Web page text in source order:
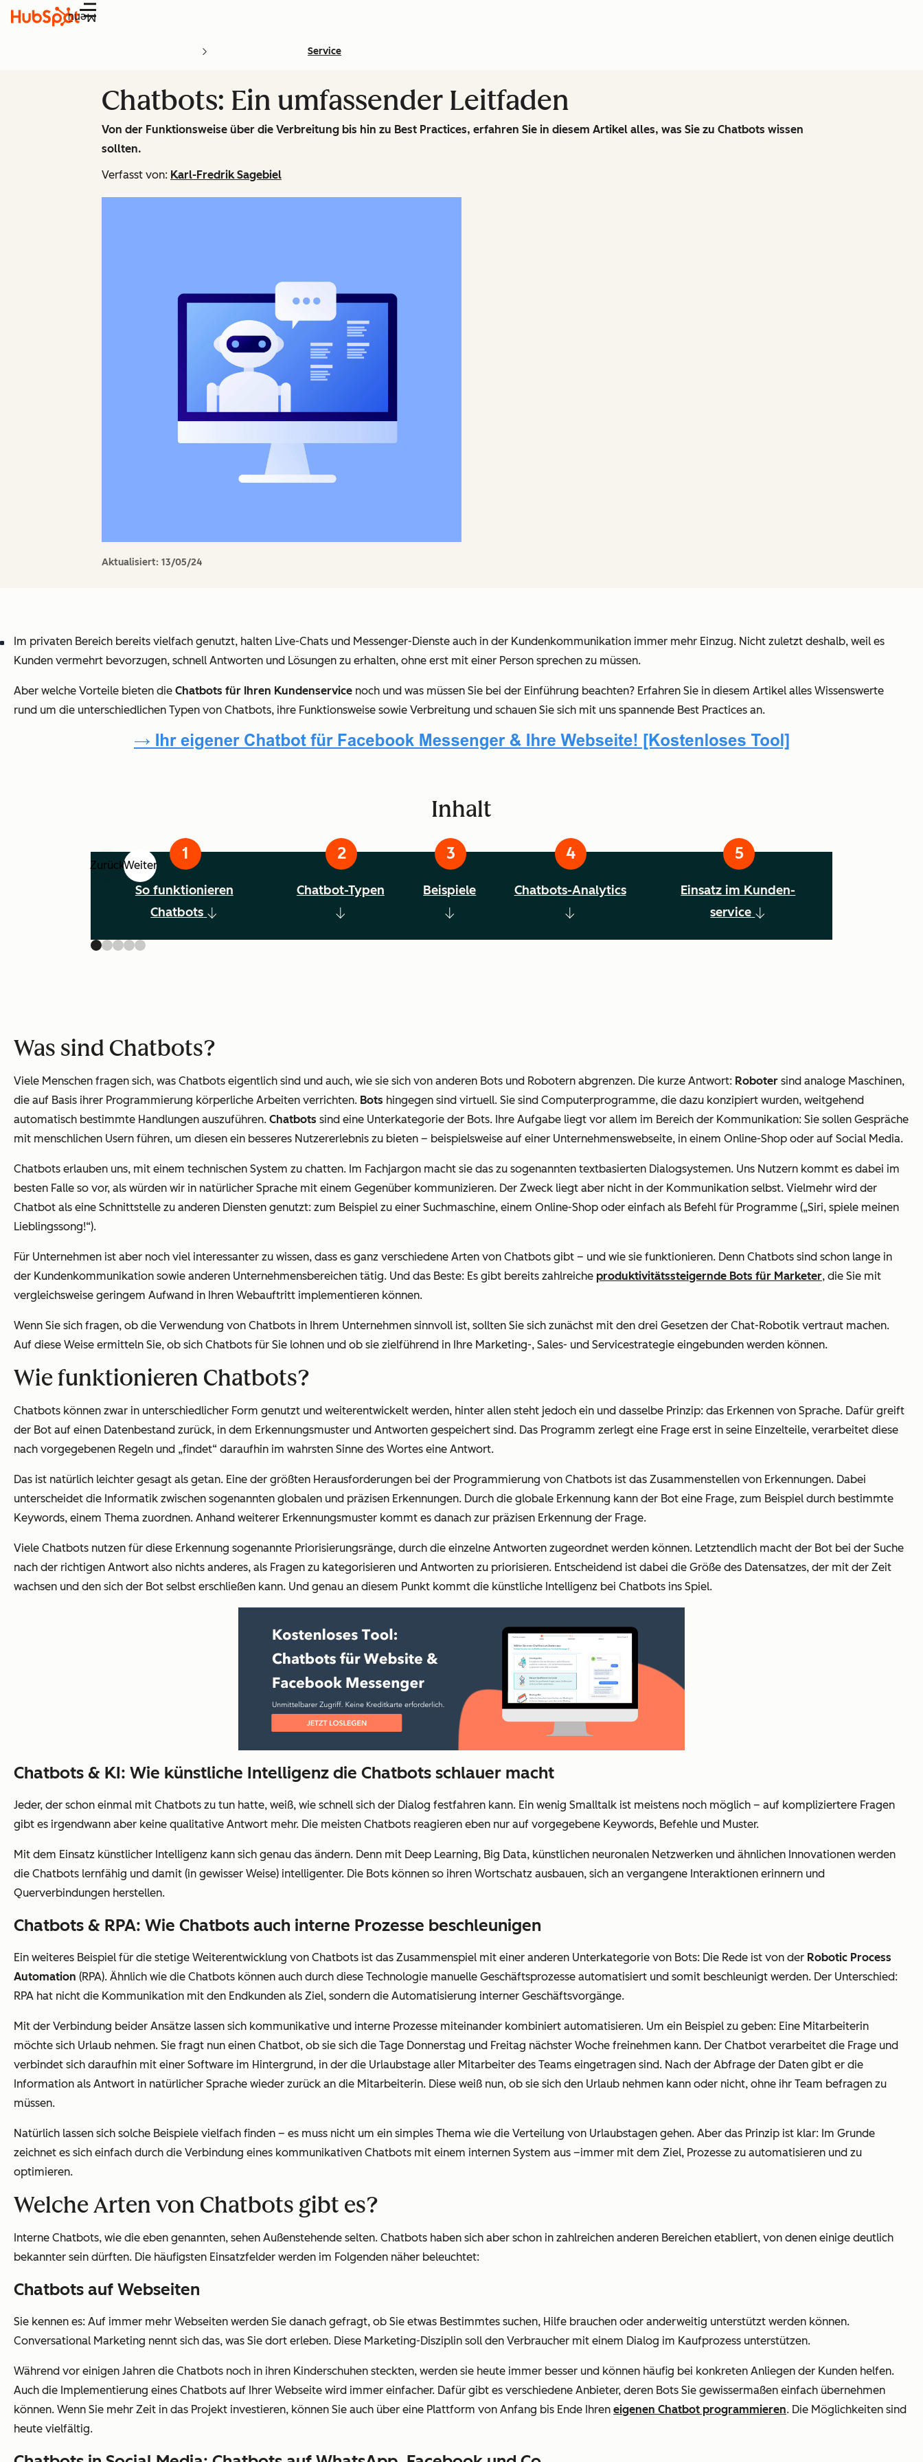
Menü
Service
Chatbots: Ein umfassender Leitfaden
Von der Funktionsweise über die Verbreitung bis hin zu Best Practices, erfahren Sie in diesem Artikel alles, was Sie zu Chatbots wissen
sollten.
Verfasst von: Karl-Fredrik Sagebiel
Aktualisiert: 13/05/24
Im privaten Bereich bereits vielfach genutzt, halten Live-Chats und Messenger-Dienste auch in der Kundenkommunikation immer mehr Einzug. Nicht zuletzt deshalb, weil es
Kunden vermehrt bevorzugen, schnell Antworten und Lösungen zu erhalten, ohne erst mit einer Person sprechen zu müssen.
Aber welche Vorteile bieten die Chatbots für Ihren Kundenservice noch und was müssen Sie bei der Einführung beachten? Erfahren Sie in diesem Artikel alles Wissenswerte
rund um die unterschiedlichen Typen von Chatbots, ihre Funktionsweise sowie Verbreitung und schauen Sie sich mit uns spannende Best Practices an.
Inhalt
ZurückWeiter
So funktionieren
Chatbots
Chatbot-Typen Beispiele Chatbots-Analytics
Einsatz im Kunden-
service
Was sind Chatbots?
Viele Menschen fragen sich, was Chatbots eigentlich sind und auch, wie sie sich von anderen Bots und Robotern abgrenzen. Die kurze Antwort: Roboter sind analoge Maschinen,
die auf Basis ihrer Programmierung körperliche Arbeiten verrichten. Bots hingegen sind virtuell. Sie sind Computerprogramme, die dazu konzipiert wurden, weitgehend
automatisch bestimmte Handlungen auszuführen. Chatbots sind eine Unterkategorie der Bots. Ihre Aufgabe liegt vor allem im Bereich der Kommunikation: Sie sollen Gespräche
mit menschlichen Usern führen, um diesen ein besseres Nutzererlebnis zu bieten – beispielsweise auf einer Unternehmenswebseite, in einem Online-Shop oder auf Social Media.
Chatbots erlauben uns, mit einem technischen System zu chatten. Im Fachjargon macht sie das zu sogenannten textbasierten Dialogsystemen. Uns Nutzern kommt es dabei im
besten Falle so vor, als würden wir in natürlicher Sprache mit einem Gegenüber kommunizieren. Der Zweck liegt aber nicht in der Kommunikation selbst. Vielmehr wird der
Chatbot als eine Schnittstelle zu anderen Diensten genutzt: zum Beispiel zu einer Suchmaschine, einem Online-Shop oder einfach als Befehl für Programme („Siri, spiele meinen
Lieblingssong!“).
Für Unternehmen ist aber noch viel interessanter zu wissen, dass es ganz verschiedene Arten von Chatbots gibt – und wie sie funktionieren. Denn Chatbots sind schon lange in
der Kundenkommunikation sowie anderen Unternehmensbereichen tätig. Und das Beste: Es gibt bereits zahlreiche produktivitätssteigernde Bots für Marketer, die Sie mit
vergleichsweise geringem Aufwand in Ihren Webauftritt implementieren können.
Wenn Sie sich fragen, ob die Verwendung von Chatbots in Ihrem Unternehmen sinnvoll ist, sollten Sie sich zunächst mit den drei Gesetzen der Chat-Robotik vertraut machen.
Auf diese Weise ermitteln Sie, ob sich Chatbots für Sie lohnen und ob sie zielführend in Ihre Marketing-, Sales- und Servicestrategie eingebunden werden können.
Wie funktionieren Chatbots?
Chatbots können zwar in unterschiedlicher Form genutzt und weiterentwickelt werden, hinter allen steht jedoch ein und dasselbe Prinzip: das Erkennen von Sprache. Dafür greift
der Bot auf einen Datenbestand zurück, in dem Erkennungsmuster und Antworten gespeichert sind. Das Programm zerlegt eine Frage erst in seine Einzelteile, verarbeitet diese
nach vorgegebenen Regeln und „findet“ daraufhin im wahrsten Sinne des Wortes eine Antwort.
Das ist natürlich leichter gesagt als getan. Eine der größten Herausforderungen bei der Programmierung von Chatbots ist das Zusammenstellen von Erkennungen. Dabei
unterscheidet die Informatik zwischen sogenannten globalen und präzisen Erkennungen. Durch die globale Erkennung kann der Bot eine Frage, zum Beispiel durch bestimmte
Keywords, einem Thema zuordnen. Anhand weiterer Erkennungsmuster kommt es danach zur präzisen Erkennung der Frage.
Viele Chatbots nutzen für diese Erkennung sogenannte Priorisierungsränge, durch die einzelne Antworten zugeordnet werden können. Letztendlich macht der Bot bei der Suche
nach der richtigen Antwort also nichts anderes, als Fragen zu kategorisieren und Antworten zu priorisieren. Entscheidend ist dabei die Größe des Datensatzes, der mit der Zeit
wachsen und den sich der Bot selbst erschließen kann. Und genau an diesem Punkt kommt die künstliche Intelligenz bei Chatbots ins Spiel.
Chatbots & KI: Wie künstliche Intelligenz die Chatbots schlauer macht
Jeder, der schon einmal mit Chatbots zu tun hatte, weiß, wie schnell sich der Dialog festfahren kann. Ein wenig Smalltalk ist meistens noch möglich – auf kompliziertere Fragen
gibt es irgendwann aber keine qualitative Antwort mehr. Die meisten Chatbots reagieren eben nur auf vorgegebene Keywords, Befehle und Muster.
Mit dem Einsatz künstlicher Intelligenz kann sich genau das ändern. Denn mit Deep Learning, Big Data, künstlichen neuronalen Netzwerken und ähnlichen Innovationen werden
die Chatbots lernfähig und damit (in gewisser Weise) intelligenter. Die Bots können so ihren Wortschatz ausbauen, sich an vergangene Interaktionen erinnern und
Querverbindungen herstellen.
Chatbots & RPA: Wie Chatbots auch interne Prozesse beschleunigen
Ein weiteres Beispiel für die stetige Weiterentwicklung von Chatbots ist das Zusammenspiel mit einer anderen Unterkategorie von Bots: Die Rede ist von der Robotic Process
Automation (RPA). Ähnlich wie die Chatbots können auch durch diese Technologie manuelle Geschäftsprozesse automatisiert und somit beschleunigt werden. Der Unterschied:
RPA hat nicht die Kommunikation mit den Endkunden als Ziel, sondern die Automatisierung interner Geschäftsvorgänge.
Mit der Verbindung beider Ansätze lassen sich kommunikative und interne Prozesse miteinander kombiniert automatisieren. Um ein Beispiel zu geben: Eine Mitarbeiterin
möchte sich Urlaub nehmen. Sie fragt nun einen Chatbot, ob sie sich die Tage Donnerstag und Freitag nächster Woche freinehmen kann. Der Chatbot verarbeitet die Frage und
verbindet sich daraufhin mit einer Software im Hintergrund, in der die Urlaubstage aller Mitarbeiter des Teams eingetragen sind. Nach der Abfrage der Daten gibt er die
Information als Antwort in natürlicher Sprache wieder zurück an die Mitarbeiterin. Diese weiß nun, ob sie sich den Urlaub nehmen kann oder nicht, ohne ihr Team befragen zu
müssen.
Natürlich lassen sich solche Beispiele vielfach finden – es muss nicht um ein simples Thema wie die Verteilung von Urlaubstagen gehen. Aber das Prinzip ist klar: Im Grunde
zeichnet es sich einfach durch die Verbindung eines kommunikativen Chatbots mit einem internen System aus –immer mit dem Ziel, Prozesse zu automatisieren und zu
optimieren.
Welche Arten von Chatbots gibt es?
Interne Chatbots, wie die eben genannten, sehen Außenstehende selten. Chatbots haben sich aber schon in zahlreichen anderen Bereichen etabliert, von denen einige deutlich
bekannter sein dürften. Die häufigsten Einsatzfelder werden im Folgenden näher beleuchtet:
Chatbots auf Webseiten
Sie kennen es: Auf immer mehr Webseiten werden Sie danach gefragt, ob Sie etwas Bestimmtes suchen, Hilfe brauchen oder anderweitig unterstützt werden können.
Conversational Marketing nennt sich das, was Sie dort erleben. Diese Marketing-Disziplin soll den Verbraucher mit einem Dialog im Kaufprozess unterstützen.
Während vor einigen Jahren die Chatbots noch in ihren Kinderschuhen steckten, werden sie heute immer besser und können häufig bei konkreten Anliegen der Kunden helfen.
Auch die Implementierung eines Chatbots auf Ihrer Webseite wird immer einfacher. Dafür gibt es verschiedene Anbieter, deren Bots Sie gewissermaßen einfach übernehmen
können. Wenn Sie mehr Zeit in das Projekt investieren, können Sie auch über eine Plattform von Anfang bis Ende Ihren eigenen Chatbot programmieren. Die Möglichkeiten sind
heute vielfältig.